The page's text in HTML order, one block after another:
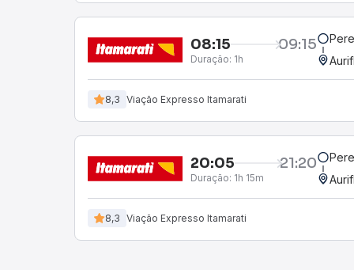
08:15 09:15
Duração: 1h
8,3 Viação Expresso Itamarati
20:05 21:20
Duração: 1h 15m
8,3 Viação Expresso Itamarati